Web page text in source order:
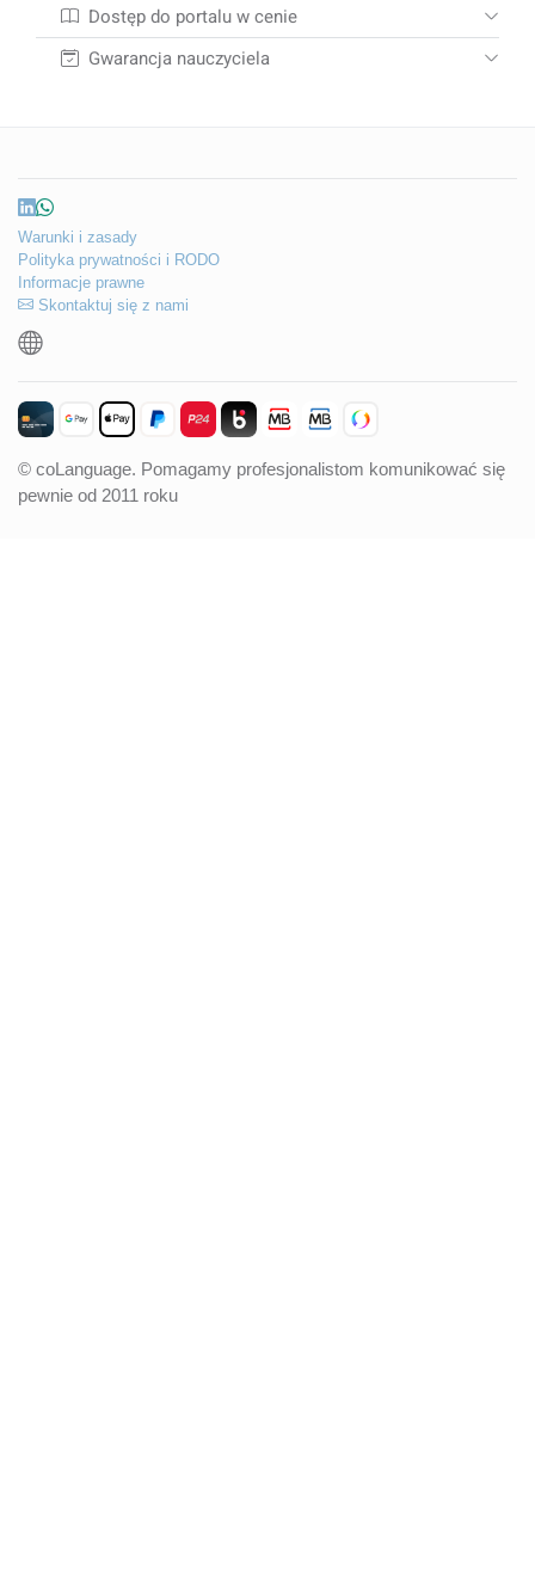
Dostęp do portalu w cenie
Gwarancja nauczyciela
Warunki i zasady
Polityka prywatności i RODO
Informacje prawne
Skontaktuj się z nami
© coLanguage. Pomagamy profesjonalistom komunikować się
pewnie od 2011 roku